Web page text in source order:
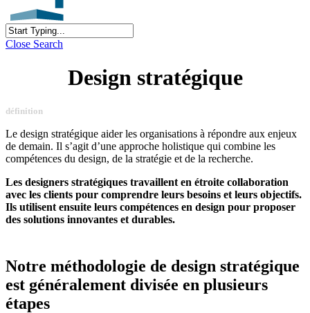
Close Search
Design stratégique
définition
Le design stratégique aider les organisations à répondre aux enjeux
de demain. Il s’agit d’une approche holistique qui combine les
compétences du design, de la stratégie et de la recherche.
Les designers stratégiques travaillent en étroite collaboration
avec les clients pour comprendre leurs besoins et leurs objectifs.
Ils utilisent ensuite leurs compétences en design pour proposer
des solutions innovantes et durables.
Notre méthodologie de design stratégique
est généralement divisée en plusieurs
étapes